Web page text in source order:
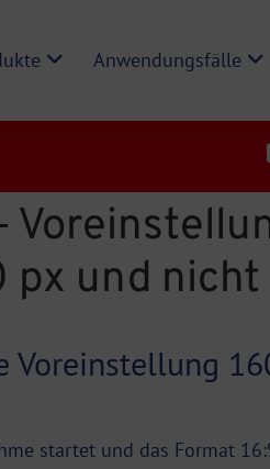
Anwendungsfälle
und nicht
Voreinstellung
startet und das Format